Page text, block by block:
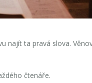
najít ta pravá slova.
čtenáře.